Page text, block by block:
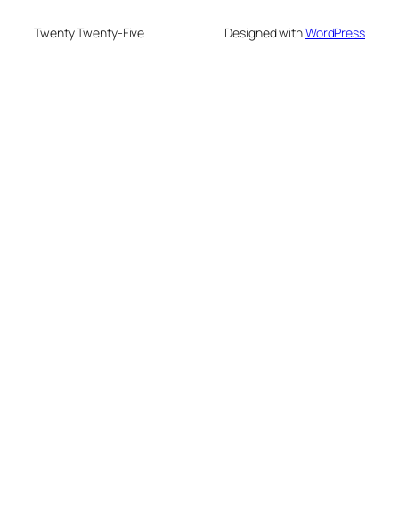
Twenty Twenty-Five Designed withWordPress